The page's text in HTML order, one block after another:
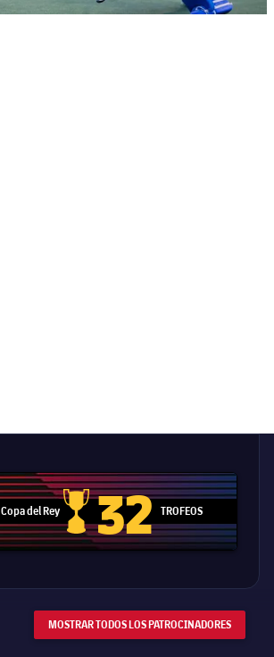
Copa del Rey
Copa del Rey
32 TROFEOS
MOSTRAR TODOS LOS PATROCINADORES